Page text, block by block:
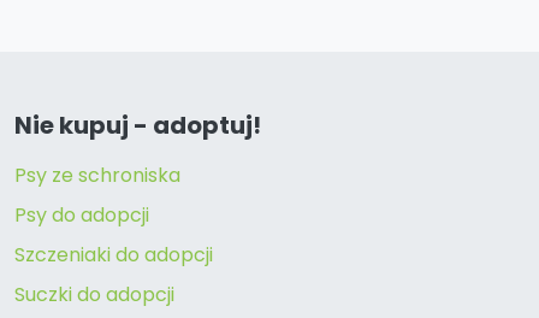
Nie kupuj - adoptuj!
Psy ze schroniska
Psy do adopcji
Szczeniaki do adopcji
Suczki do adopcji